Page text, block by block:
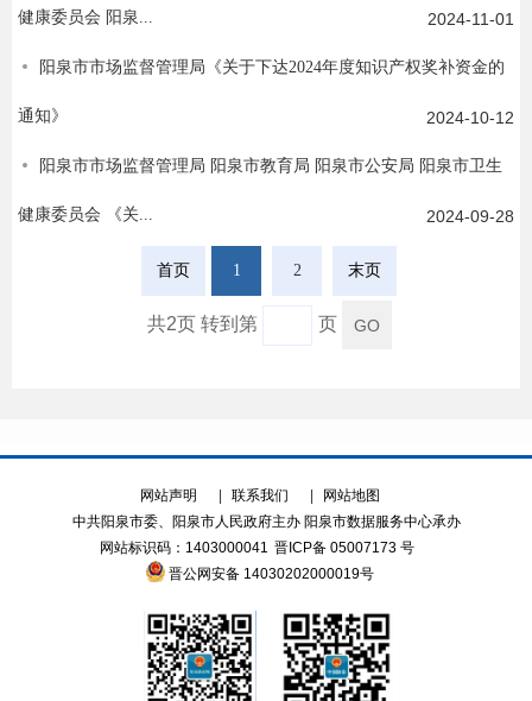
健康委员会 阳泉... 2024-11-01
阳泉市市场监督管理局《关于下达2024年度知识产权奖补资金的
通知》 2024-10-12
阳泉市市场监督管理局 阳泉市教育局 阳泉市公安局 阳泉市卫生
健康委员会 《关... 2024-09-28
首页 1 2 末页
共2页 转到第 页